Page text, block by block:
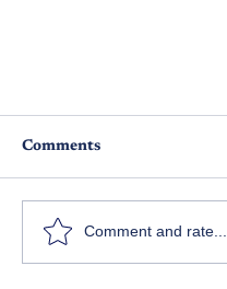
శతమానం భవతి
Comments
Comment and rate...